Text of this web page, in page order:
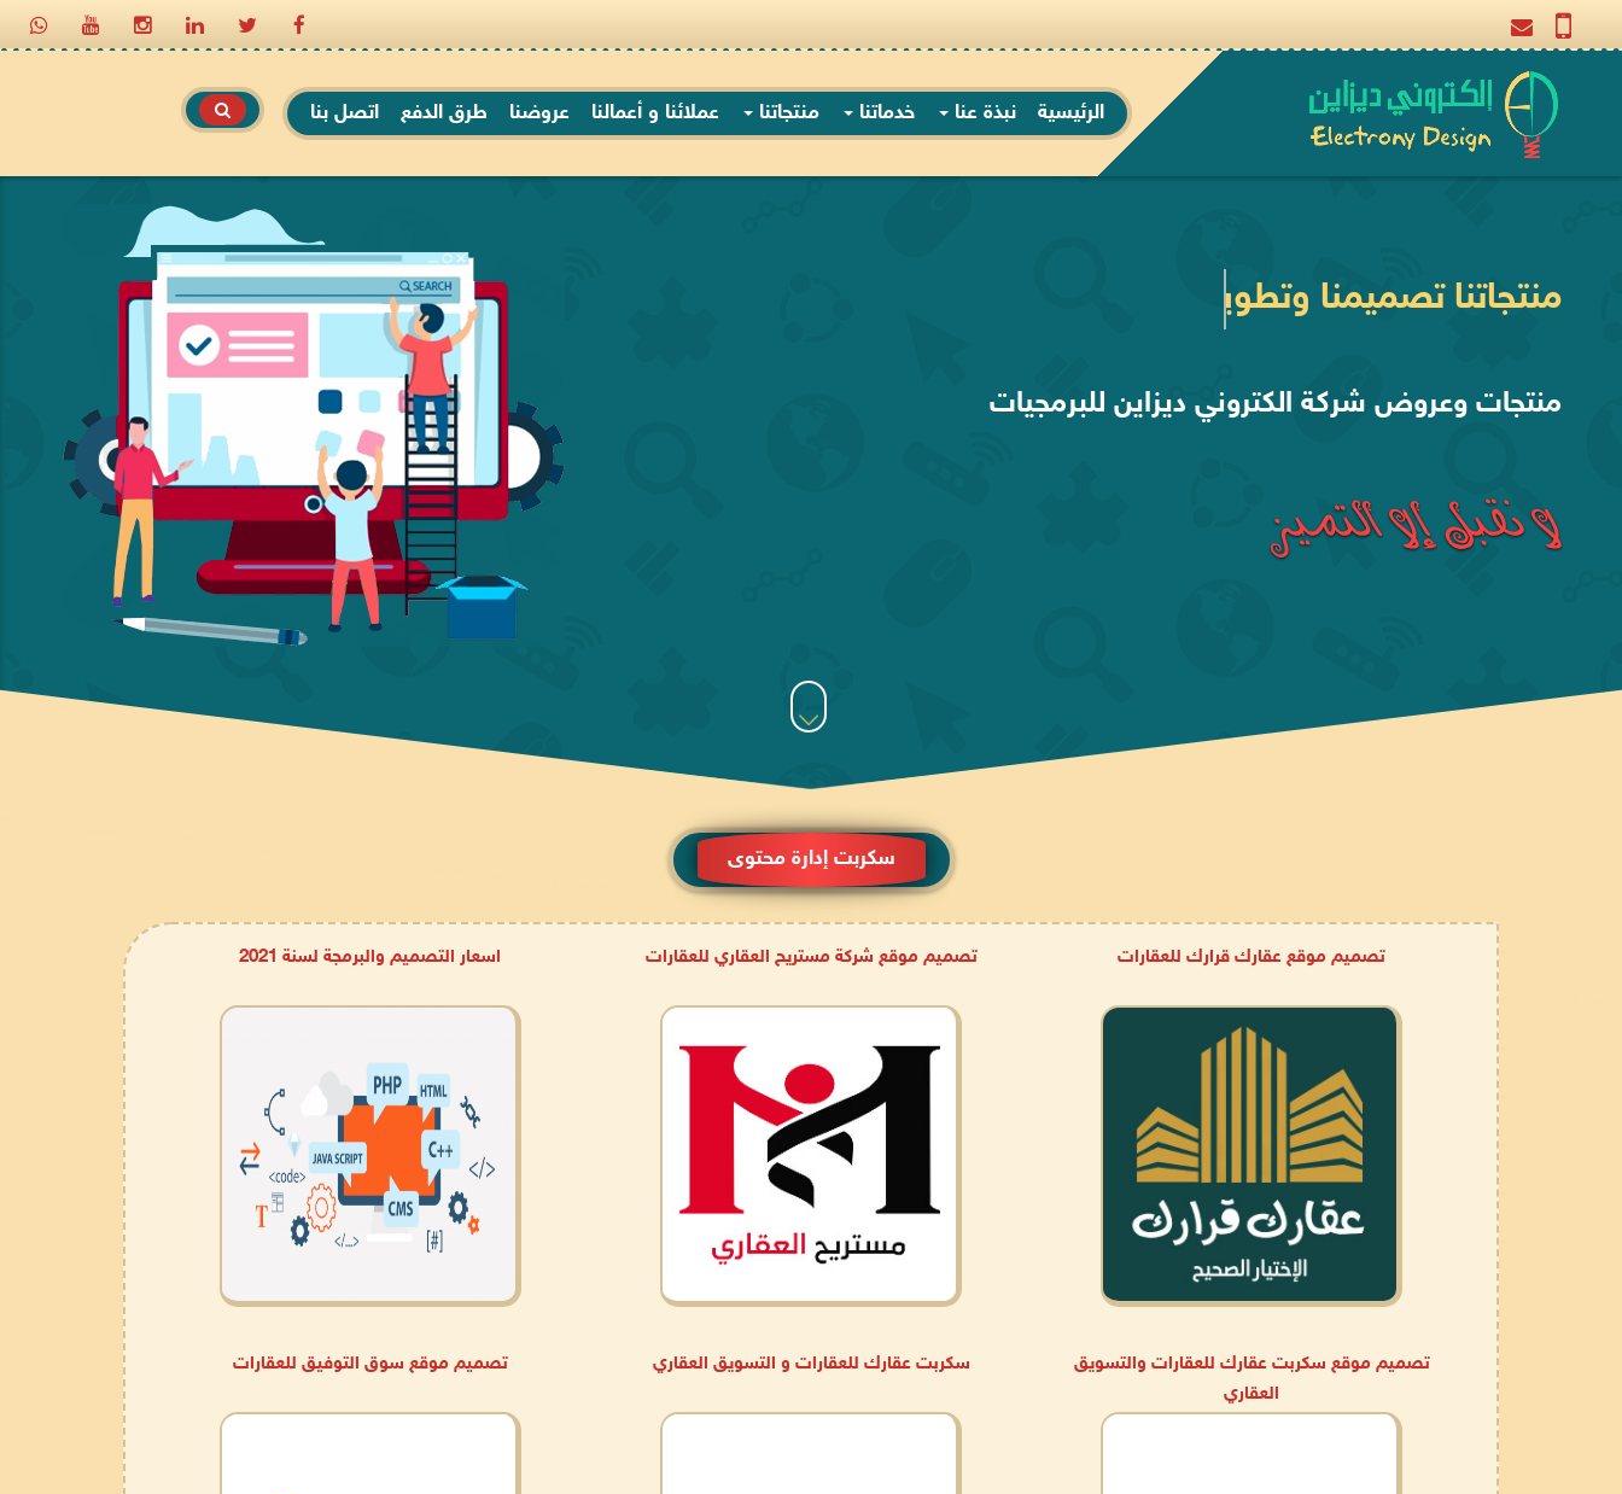
الرئيسية نبذة عنا خدماتنا منتجاتنا عملائنا و أعمالنا عروضنا طرق الدفع اتصل بنا
نستخدم برمجتنا الخاصة في تنفيذ طلبك
منتجات وعروض شركة الكتروني ديزاين للبرمجيات
سكربت إدارة محتوى
تصميم موقع عقارك قرارك للعقارات تصميم موقع شركة مستريح العقاري للعقارات اسعار التصميم والبرمجة لسنة 2021
تصميم موقع سكربت عقارك للعقارات والتسويق
العقاري
سكربت عقارك للعقارات و التسويق العقاري تصميم موقع سوق التوفيق للعقارات